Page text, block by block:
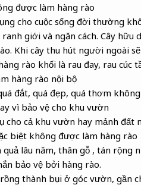
được làm hàng rào
cho cuộc sống đời thường
giới và ngăn cách. Cây
Khi cây thu hút người ngoài
rào khối là rau đay, rau cúc
hàng rào nội bộ
đắt, quá đẹp, quá thơm
vì bảo vệ cho khu vườn
cho cả khu vườn hay mảnh
biệt không được làm hàng rào
quả lâu năm, thân gỗ , tán
bảo vệ bởi hàng rào.
thành bụi ở góc vườn, gần